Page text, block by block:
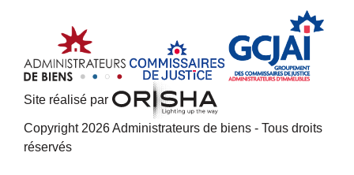
Site réalisé par
Copyright 2026 Administrateurs de biens - Tous droits
réservés